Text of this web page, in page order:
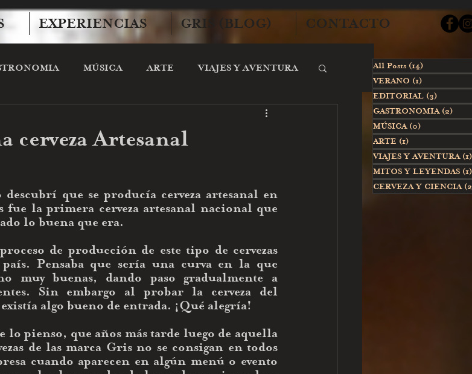
EXPERIENCIAS GRIS (BLOG) CONTACTO
MÚSICA ARTE VIAJES Y AVENTURA
cerveza Artesanal
que se producía cerveza artesanal en
la primera cerveza artesanal nacional que
lo buena que era.
de producción de este tipo de cervezas
Pensaba que sería una curva en la que
muy buenas, dando paso gradualmente a
Sin embargo al probar la cerveza del
algo bueno de entrada. ¡Qué alegría!
pienso, que años más tarde luego de aquella
de las marca Gris no se consigan en todos
cuando aparecen en algún menú o evento
All Posts (14)
VERANO (1)
EDITORIAL (3)
GASTRONOMIA (2)
MÚSICA (0)
ARTE (1)
VIAJES Y AVENTURA (1)
MITOS Y LEYENDAS (1)
CERVEZA Y CIENCIA